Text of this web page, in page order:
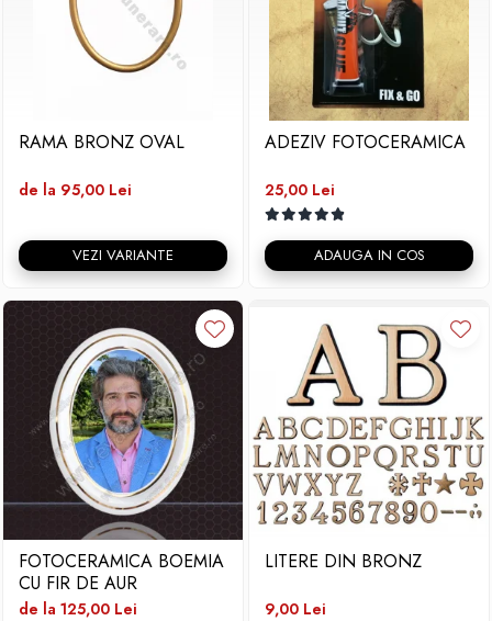
RAMA BRONZ OVAL
de la 95,00 Lei
VEZI VARIANTE
ADEZIV FOTOCERAMICA
25,00 Lei
ADAUGA IN COS
FOTOCERAMICA BOEMIA
CU FIR DE AUR
de la 125,00 Lei
LITERE DIN BRONZ
9,00 Lei